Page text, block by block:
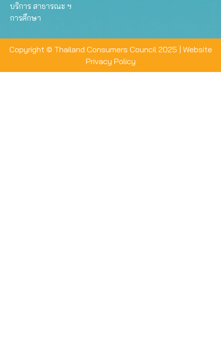
บริการ สาธารณะ ฯ
การศึกษา
Copyright © Thailand Consumers Council 2025 | Website
Privacy Policy